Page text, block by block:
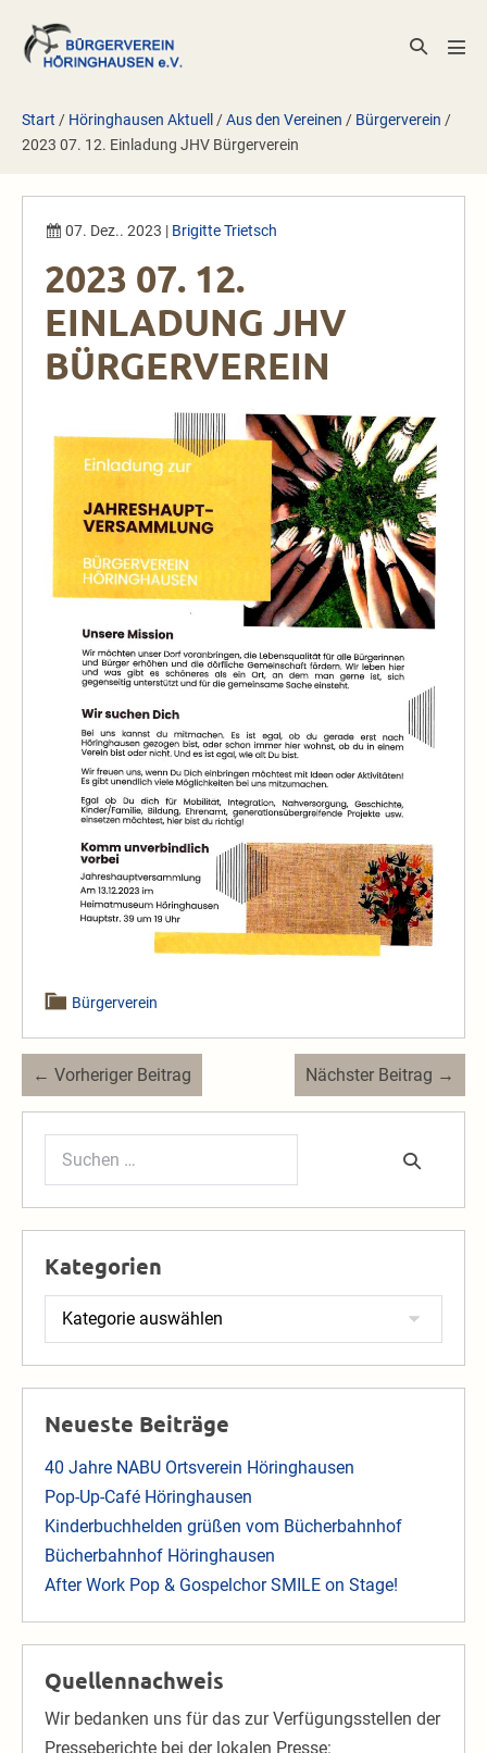
Inhalt
springen
Suche-
Start / Höringhausen Aktuell /Aus den Vereinen / Bürgerverein /
2023 07. 12. Einladung JHV Bürgerverein
07. Dez.. 2023 | Brigitte Trietsch
2023 07. 12.
EINLADUNG JHV
BÜRGERVEREIN
Bürgerverein
Beitragsnavigation
← Vorheriger Beitrag Nächster Beitrag →
Suchen
Kategorien
Kategorien
Neueste Beiträge
40 Jahre NABU Ortsverein Höringhausen
Pop-Up-Café Höringhausen
Kinderbuchhelden grüßen vom Bücherbahnhof
Bücherbahnhof Höringhausen
After Work Pop & Gospelchor SMILE on Stage!
Quellennachweis
Wir bedanken uns für das zur Verfügungsstellen der
Presseberichte bei der lokalen Presse: